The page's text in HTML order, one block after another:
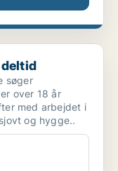
deltid
søger
over 18 år
med arbejdet i
og hygge..